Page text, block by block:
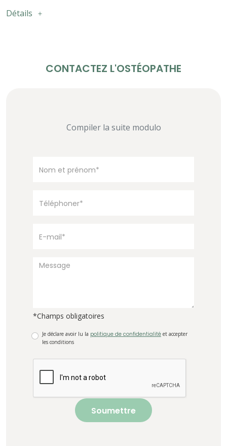
Détails
CONTACTEZ L'OSTÉOPATHE
Compiler la suite modulo
*Champs obligatoires
Je déclare avoir lu la politique de confidentialité et accepter
les conditions
Soumettre